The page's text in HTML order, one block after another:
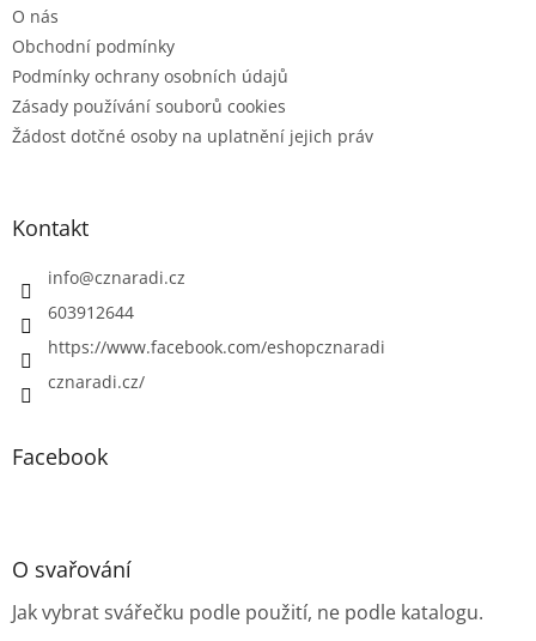
O nás
Obchodní podmínky
Podmínky ochrany osobních údajů
Zásady používání souborů cookies
Žádost dotčné osoby na uplatnění jejich práv
Kontakt
info@cznaradi.cz
603912644
https://www.facebook.com/eshopcznaradi
cznaradi.cz/
Facebook
O svařování
Jak vybrat svářečku podle použití, ne podle katalogu.